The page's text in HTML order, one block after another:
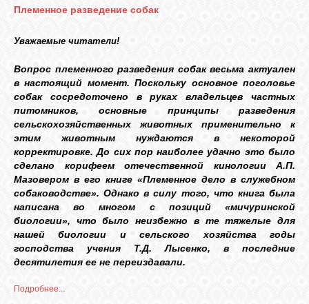
Племенное разведение собак
Уважаемые читатели!
Вопрос племенного разведения собак весьма актуален
в настоящий момент. Поскольку основное поголовье
собак сосредоточено в руках владельцев частных
питомников, основные принципы разведения
сельскохозяйственных животных применительно к
этим животным нуждаются в некоторой
корректировке. До сих пор наиболее удачно это было
сделано корифеем отечественной кинологии А.П.
Мазовером в его книге «Племенное дело в служебном
собаководстве». Однако в силу того, что книга была
написана во многом с позиций «мичуринской
биологии», что было неизбежно в те тяжелые для
нашей биологии и сельского хозяйства годы
господства учения Т.Д. Лысенко, в последние
десятилетия ее не переиздавали.
Подробнее...